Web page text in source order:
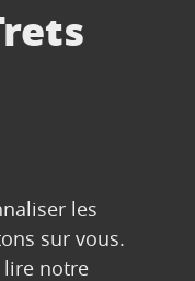
les
sur vous.
lire notre